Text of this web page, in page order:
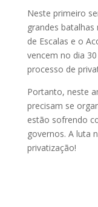
Neste primeiro
grandes
de Escalas e o
vencem no dia
processo de
Portanto, neste
precisam se
estão sofrendo
governos. A luta
privatização!